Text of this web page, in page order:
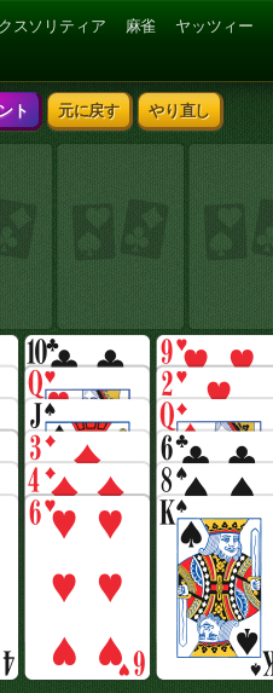
スソリティア 麻雀 ヤッツィー
ト 元に戻す やり直し